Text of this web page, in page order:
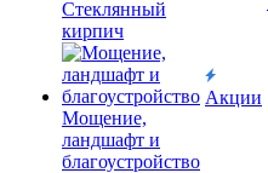
Cтеклянный
кирпич
Мощение,
ландшафт и
благоустройство
Акции